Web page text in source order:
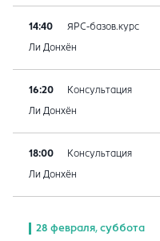
14:40 ЯРС-базов.курс
Ли Донхён
16:20 Консультация
Ли Донхён
18:00 Консультация
Ли Донхён
28 февраля, суббота